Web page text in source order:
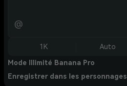
@
1K Auto
Mode Illimité Banana Pro
Enregistrer dans les personnages